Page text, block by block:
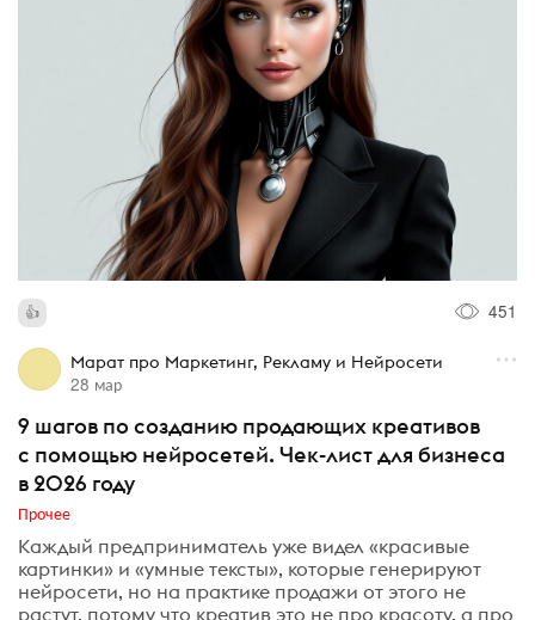
451
Марат про Маркетинг, Рекламу и Нейросети
28 мар
9 шагов по созданию продающих креативов
с помощью нейросетей. Чек-лист для бизнеса
в 2026 году
Прочее
Каждый предприниматель уже видел «красивые
картинки» и «умные тексты», которые генерируют
нейросети, но на практике продажи от этого не
растут, потому что креатив это не про красоту, а про